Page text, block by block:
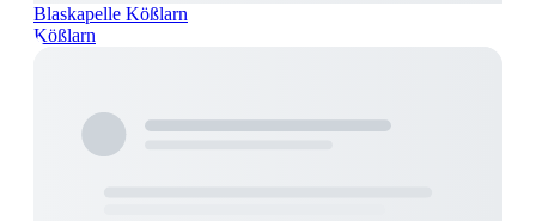
Blaskapelle Kößlarn
Kößlarn